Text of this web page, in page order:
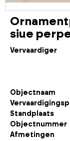
siue
Vervaardiger
Objectnaam
Standplaats
Objectnummer
Afmetingen